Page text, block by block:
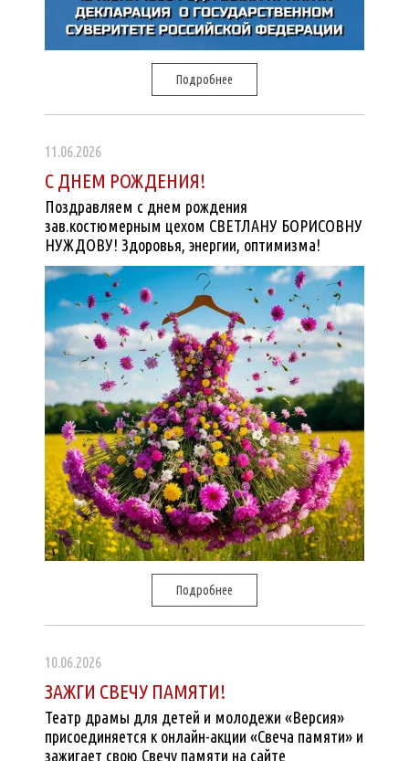
Подробнее
11.06.2026
С ДНЕМ РОЖДЕНИЯ!
Поздравляем с днем рождения
зав.костюмерным цехом СВЕТЛАНУ БОРИСОВНУ
НУЖДОВУ! Здоровья, энергии, оптимизма!
Подробнее
10.06.2026
ЗАЖГИ СВЕЧУ ПАМЯТИ!
Театр драмы для детей и молодежи «Версия»
присоединяется к онлайн-акции «Свеча памяти» и
зажигает свою Свечу памяти на сайте